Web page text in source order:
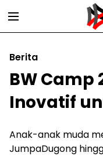
Berita
BW Camp
Inovatif
Anak-anak muda
JumpaDugong